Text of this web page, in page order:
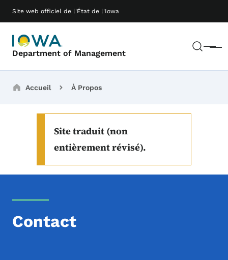
Passer au contenu principal
Site web officiel de l'État de l'Iowa
Department of Management Menu
Main navigation
Breadcrumbs
Accueil À Propos
Site traduit (non
entièrement révisé).
Contact